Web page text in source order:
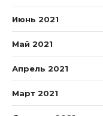
Июнь 2021
Май 2021
Апрель 2021
Март 2021